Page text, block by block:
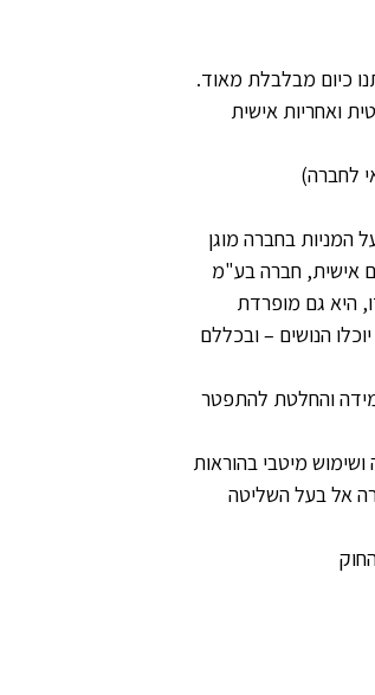
כיום מבלבלת מאוד.
ואחריות אישית
לחברה)
המניות בחברה מוגן
אישית, חברה בע"מ
היא גם מופרדת
הנושים – ובכללם
והחלטת להתפטר
מיטבי בהוראות
אל בעל השליטה